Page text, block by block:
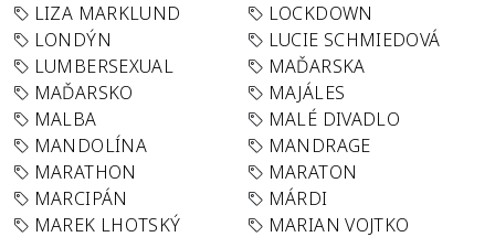
LIZA MARKLUND
LOCKDOWN
LONDÝN
LUCIE SCHMIEDOVÁ
LUMBERSEXUAL
MAĎARSKA
MAĎARSKO
MAJÁLES
MALBA
MALÉ DIVADLO
MANDOLÍNA
MANDRAGE
MARATHON
MARATON
MARCIPÁN
MÁRDI
MAREK LHOTSKÝ
MARIAN VOJTKO